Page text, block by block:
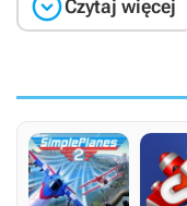
Czytaj więcej